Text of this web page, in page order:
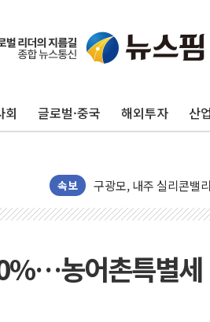
회 글로벌·중국 해외투자 산업
속보
유럽증시, 견조한 실적
구광모, 내주 실리콘밸
뉴욕증시 개장 전 특징
뉴욕증시 프리뷰, 미
청와대, 북한 단거리 탄
농어촌특별세